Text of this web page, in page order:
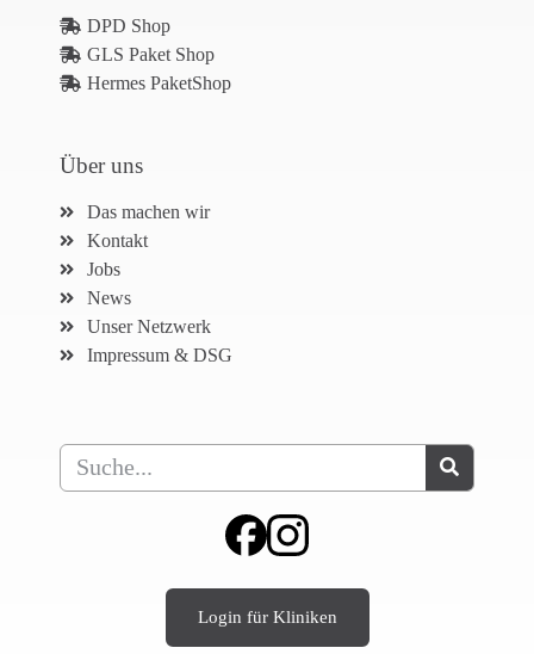
DPD Shop
GLS Paket Shop
Hermes PaketShop
Über uns
Das machen wir
Kontakt
Jobs
News
Unser Netzwerk
Impressum & DSG
Login für Kliniken